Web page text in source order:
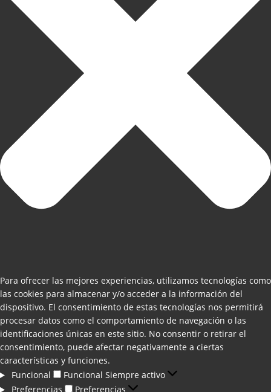
Para ofrecer las mejores experiencias, utilizamos tecnologías como
las cookies para almacenar y/o acceder a la información del
dispositivo. El consentimiento de estas tecnologías nos permitirá
procesar datos como el comportamiento de navegación o las
identificaciones únicas en este sitio. No consentir o retirar el
consentimiento, puede afectar negativamente a ciertas
características y funciones.
Funcional
Funcional Siempre activo
Preferencias
Preferencias